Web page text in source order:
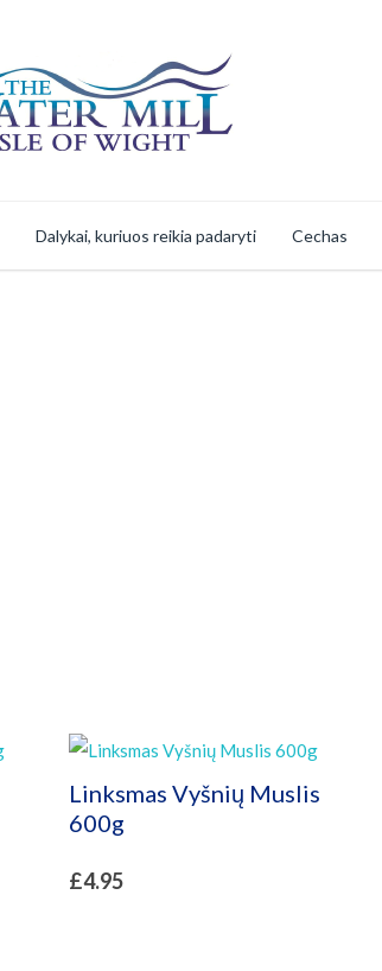
Dalykai, kuriuos reikia padaryti Cechas
Linksmas Vyšnių Muslis
600g
£4.95